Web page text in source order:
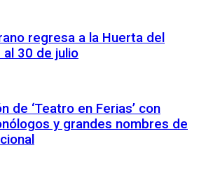
regresa a la Huerta del
al 30 de julio
de ‘Teatro en Ferias’ con
y grandes nombres de